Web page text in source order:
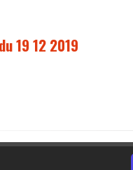
19 12 2019